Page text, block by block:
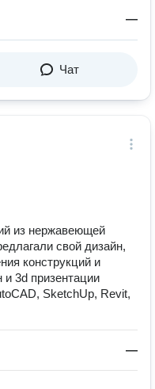
—
Чат
из нержавеющей
свой дизайн,
конструкций и
и 3d призентации
SketchUp, Revit,
—